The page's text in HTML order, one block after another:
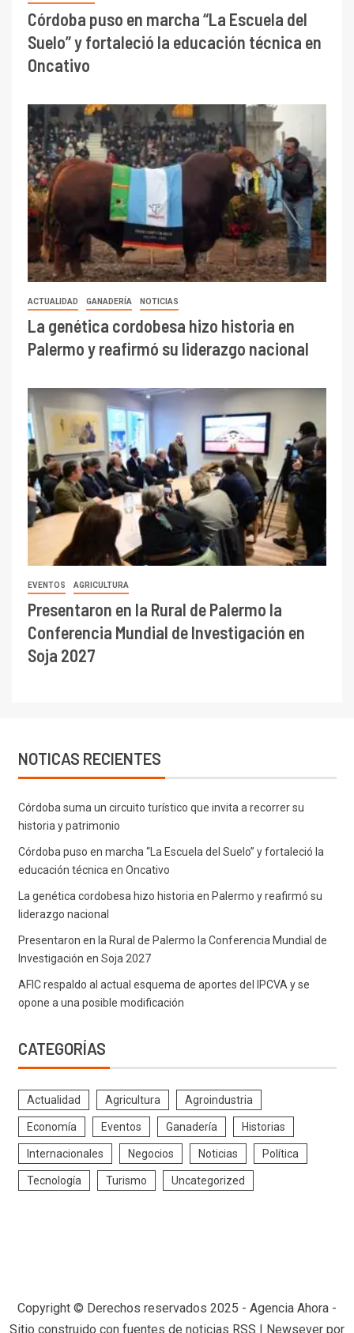
Córdoba puso en marcha “La Escuela del
Suelo” y fortaleció la educación técnica en
Oncativo
ACTUALIDAD GANADERÍA NOTICIAS
La genética cordobesa hizo historia en
Palermo y reafirmó su liderazgo nacional
EVENTOS AGRICULTURA
Presentaron en la Rural de Palermo la
Conferencia Mundial de Investigación en
Soja 2027
NOTICAS RECIENTES
Córdoba suma un circuito turístico que invita a recorrer su
historia y patrimonio
Córdoba puso en marcha “La Escuela del Suelo” y fortaleció la
educación técnica en Oncativo
La genética cordobesa hizo historia en Palermo y reafirmó su
liderazgo nacional
Presentaron en la Rural de Palermo la Conferencia Mundial de
Investigación en Soja 2027
AFIC respaldo al actual esquema de aportes del IPCVA y se
opone a una posible modificación
CATEGORÍAS
Actualidad Agricultura Agroindustria
Economía Eventos Ganadería Historias
Internacionales Negocios Noticias Política
Tecnología Turismo Uncategorized
Copyright © Derechos reservados 2025 - Agencia Ahora -
Sitio construido con fuentes de noticias RSS | Newsever por